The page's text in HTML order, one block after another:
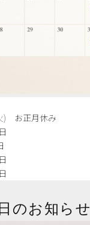
) お正月休み
のお知らせ